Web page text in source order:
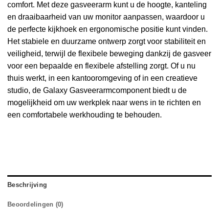
comfort. Met deze gasveerarm kunt u de hoogte, kanteling
en draaibaarheid van uw monitor aanpassen, waardoor u
de perfecte kijkhoek en ergonomische positie kunt vinden.
Het stabiele en duurzame ontwerp zorgt voor stabiliteit en
veiligheid, terwijl de flexibele beweging dankzij de gasveer
voor een bepaalde en flexibele afstelling zorgt. Of u nu
thuis werkt, in een kantooromgeving of in een creatieve
studio, de Galaxy Gasveerarmcomponent biedt u de
mogelijkheid om uw werkplek naar wens in te richten en
een comfortabele werkhouding te behouden.
Beschrijving
Beoordelingen (0)